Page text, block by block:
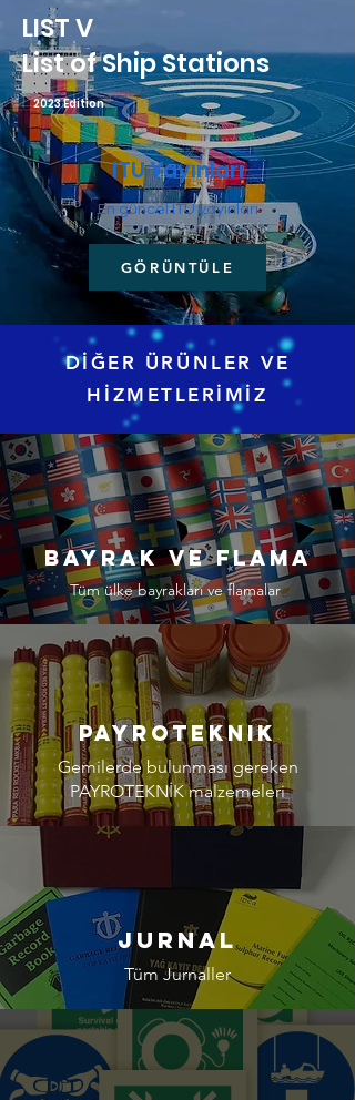
LIST V
List of Ship Stations
2023Edition
ITU Yayınları
En güncel ITU yayınları
GÖRÜNTÜLE
DİĞER ÜRÜNLER VE
HİZMETLERİMİZ
Bayrak ve flama
Tüm ülke bayrakları ve flamalar
payroteknik
Gemilerde bulunması gereken
PAYROTEKNİK malzemeleri
JurnaL
Tüm Jurnaller